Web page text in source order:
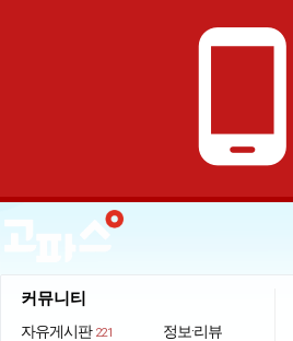
phone_android
커뮤니티
자유게시판 221
정보·리뷰